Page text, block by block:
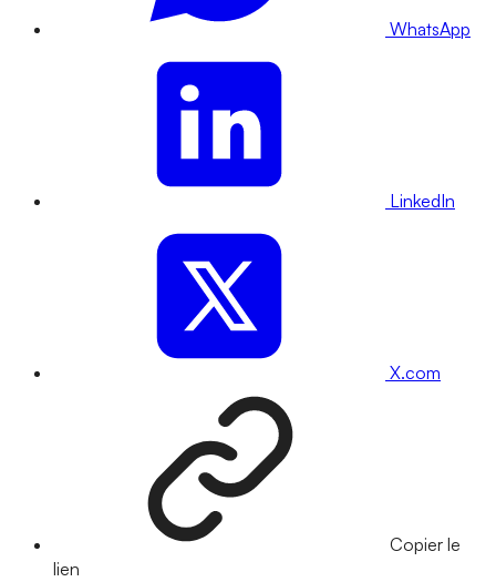
WhatsApp
LinkedIn
X.com
Copier le
lien